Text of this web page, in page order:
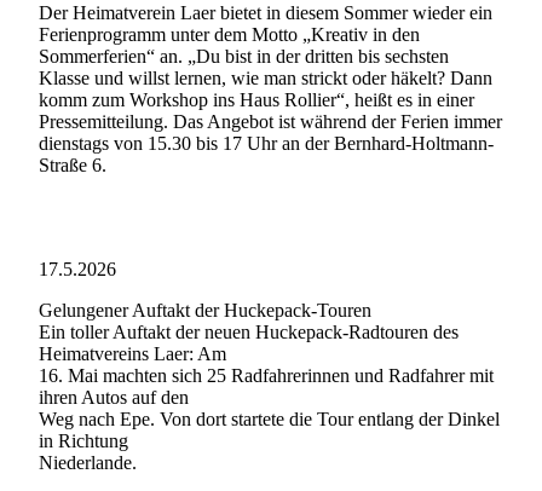
Der Heimatverein Laer bietet in diesem Sommer wieder ein
Ferienprogramm unter dem Motto „Kreativ in den
Sommerferien“ an. „Du bist in der dritten bis sechsten
Klasse und willst lernen, wie man strickt oder häkelt? Dann
komm zum Workshop ins Haus Rollier“, heißt es in einer
Pressemitteilung. Das Angebot ist während der Ferien immer
dienstags von 15.30 bis 17 Uhr an der Bernhard-Holtmann-
Straße 6.
17.5.2026
Gelungener Auftakt der Huckepack-Touren
Ein toller Auftakt der neuen Huckepack-Radtouren des
Heimatvereins Laer: Am
16. Mai machten sich 25 Radfahrerinnen und Radfahrer mit
ihren Autos auf den
Weg nach Epe. Von dort startete die Tour entlang der Dinkel
in Richtung
Niederlande.